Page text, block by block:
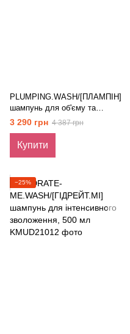
PLUMPING.WASH/[ПЛАМПІН]
шампунь для об'єму та
ущільнення волосся, 500 мл
3 290 грн 4 387 грн
Купити
−25%